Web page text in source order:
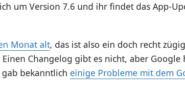
um Version 7.6 und ihr findet das App-
Monat alt, das ist also ein doch recht
Changelog gibt es nicht, aber Google
bekanntlich einige Probleme mit dem